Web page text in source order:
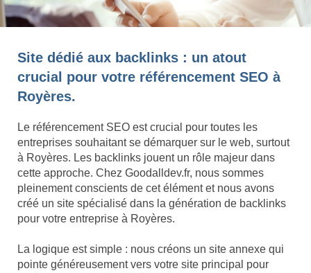
Site dédié aux backlinks : un atout
crucial pour votre référencement SEO à
Royères.
Le référencement SEO est crucial pour toutes les
entreprises souhaitant se démarquer sur le web, surtout
à Royères. Les backlinks jouent un rôle majeur dans
cette approche. Chez Goodalldev.fr, nous sommes
pleinement conscients de cet élément et nous avons
créé un site spécialisé dans la génération de backlinks
pour votre entreprise à Royères.
La logique est simple : nous créons un site annexe qui
pointe généreusement vers votre site principal pour